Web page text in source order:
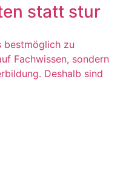
statt stur
bestmöglich zu
Fachwissen, sondern
Deshalb sind